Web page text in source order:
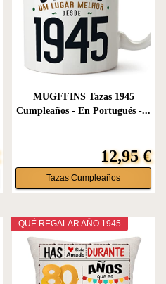
MUGFFINS Tazas 1945
Cumpleaños - En Portugués -...
12,95 €
Tazas Cumpleaños
QUÉ REGALAR AÑO 1945